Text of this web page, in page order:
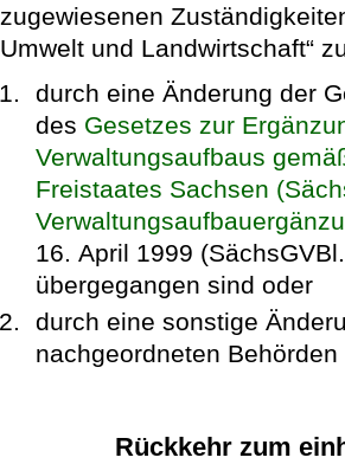
zugewiesenen
Umwelt und Landwirtschaft“
durch eine Änderung der
des Gesetzes zur
Verwaltungsaufbaus
Freistaates Sachsen
16. April 1999
übergegangen sind oder
durch eine sonstige
nachgeordneten
Rückkehr zum